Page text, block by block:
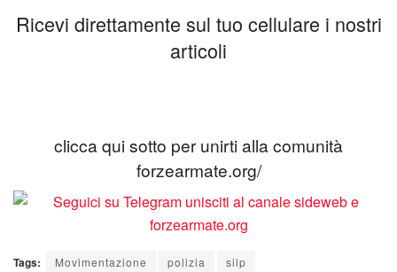
Ricevi direttamente sul tuo cellulare i nostri
articoli
clicca qui sotto per unirti alla comunità
forzearmate.org/
Tags: Movimentazione polizia silp